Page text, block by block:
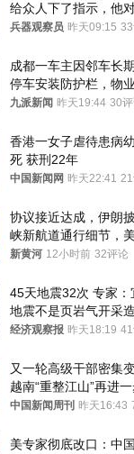
给众人下了指示，他对
和中乌关系，显然又有
兵器观察员 昨天09:15
成都一车主因邻车长
停车安装防护栏，物业
建议装护栏，也会影响
九派新闻 昨天19:44 30
香港一女子虐待患病
死 获刑22年
中国新闻网 昨天22:41
协议接近达成，伊朗
峡新航道通行细节，美
提“倒计时”
新黄河 12小时前 32评论
45天地震32次 专家：
地震不是页岩气开采
经济观察报 昨天18:19
又一轮高级干部密集
越南“重整江山”再进
中国新闻周刊 昨天16:43
美专家彻底改口：中